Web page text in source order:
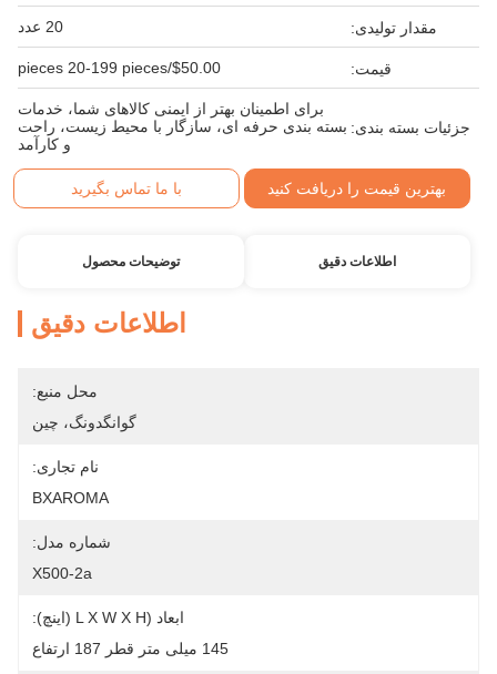
مقدار تولیدی: 20 عدد
قیمت: $50.00/pieces 20-199 pieces
جزئیات بسته بندی:
برای اطمینان بهتر از ایمنی کالاهای شما، خدمات
بسته بندی حرفه ای، سازگار با محیط زیست، راحت
و کارآمد
بهترین قیمت را دریافت کنید با ما تماس بگیرید
اطلاعات دقیق توضیحات محصول
اطلاعات دقیق
محل منبع:
گوانگدونگ، چین
نام تجاری:
BXAROMA
شماره مدل:
X500-2a
ابعاد (L X W X H (اینچ):
145 میلی متر قطر 187 ارتفاع